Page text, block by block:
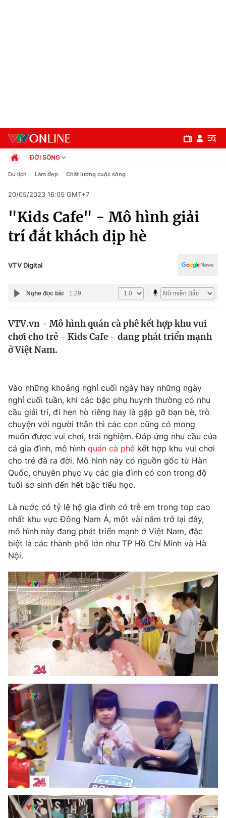
Chuyên mục
Chính trị
Pháp luật
Thế giới
Thế giới đó đây
Câu chuyện quốc tế
Tài chính
Thị trường
Góc doanh nghiệp
Dữ liệu và đời sống
Truyền hình
Phim VTV
Hậu trường
Khán giả
Giải sao mai
Giải trí
Điện ảnh
Âm nhạc
Sao
Du lịch
Làm đẹp
Chất lượng cuộc sống
Giáo dục
Tuyển sinh
Học trực tuyến
Công nghệ
Hitech Công nghệ tương lai
Sản phẩm
Thị trường
Tư vấn
Giao lưu trực tuyến
Lịch phát sóng
Chuyên mục khác
Emagazine Podcast
Photo Infographic
Video Shorts video
VTV Money VTV Thể thao
VTV Sức khoẻ Bất động sản
Thị trường 24h Tấm lòng Việt
ĐỜI SỐNG
Chính trị
Pháp luật
Kinh tế
Thể thao
Truyền hình
Y tế
Công nghệ
Du lịch Làm đẹp Chất lượng cuộc sống
20/05/2023 16:05 GMT+7
"Kids Cafe" - Mô hình giải
trí đắt khách dịp hè
VTV Digital
Nghe đọc bài 1:29
VTV.vn - Mô hình quán cà phê kết hợp khu vui
chơi cho trẻ - Kids Cafe - đang phát triển mạnh
ở Việt Nam.
Vào những khoảng nghỉ cuối ngày hay những ngày
nghỉ cuối tuần, khi các bậc phụ huynh thường có nhu
cầu giải trí, đi hẹn hò riêng hay là gặp gỡ bạn bè, trò
chuyện với người thân thì các con cũng có mong
muốn được vui chơi, trải nghiệm. Đáp ứng nhu cầu của
cả gia đình, mô hình quán cà phê kết hợp khu vui chơi
cho trẻ đã ra đời. Mô hình này có nguồn gốc từ Hàn
Quốc, chuyên phục vụ các gia đình có con trong độ
tuổi sơ sinh đến hết bậc tiểu học.
Là nước có tỷ lệ hộ gia đình có trẻ em trong top cao
nhất khu vực Đông Nam Á, một vài năm trở lại đây,
mô hình này đang phát triển mạnh ở Việt Nam, đặc
biệt là các thành phố lớn như TP Hồ Chí Minh và Hà
Nội.